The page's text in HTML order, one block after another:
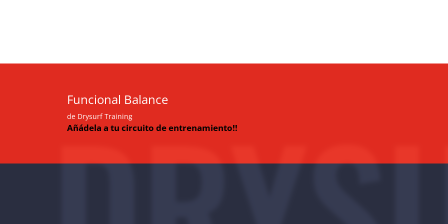
Funcional Balance
de Drysurf Training
Añádela a tu circuito de entrenamiento!!